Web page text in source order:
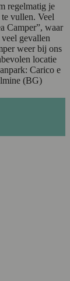
regelmatig je
vullen. Veel
Camper”, waar
gevallen
weer bij ons
locatie
Carico e
(BG)